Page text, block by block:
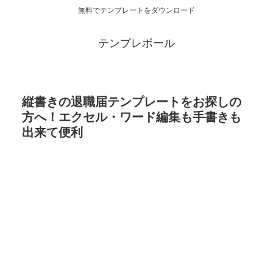
無料でテンプレートをダウンロード
テンプレボール
縦書きの退職届テンプレートをお探しの
方へ！エクセル・ワード編集も手書きも
出来て便利